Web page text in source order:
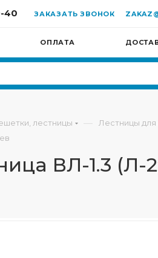
40 ЗАКАЗАТЬ ЗВОНОК
ОПЛАТА
лестницы — Лестницы
ВЛ-1.3 (Л-